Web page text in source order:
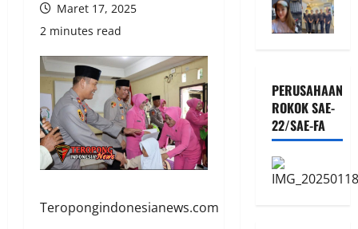
Maret 17, 2025
2 minutes read
Teropongindonesianews.com
PERUSAHAAN
ROKOK SAE-
22/SAE-FA